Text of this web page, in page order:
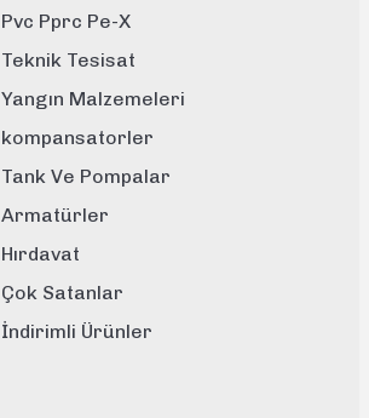
Pvc Pprc Pe-X
Teknik Tesisat
Yangın Malzemeleri
kompansatorler
Tank Ve Pompalar
Armatürler
Hırdavat
Çok Satanlar
İndirimli Ürünler